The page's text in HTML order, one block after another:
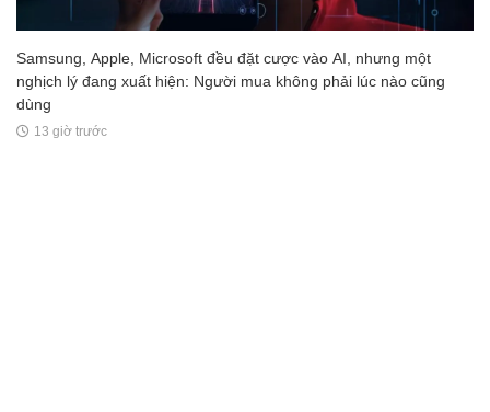
Samsung, Apple, Microsoft đều đặt cược vào AI, nhưng một
nghịch lý đang xuất hiện: Người mua không phải lúc nào cũng
dùng
13 giờ trước